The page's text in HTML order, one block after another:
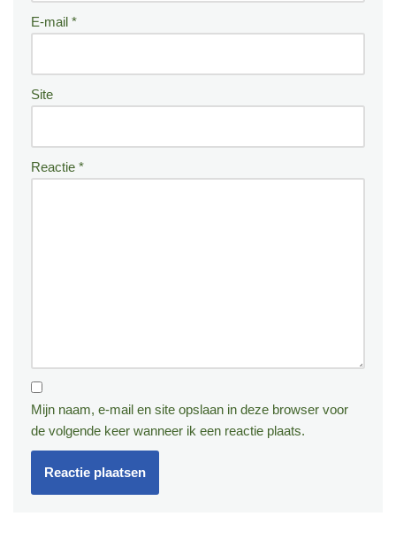
E-mail *
Site
Reactie *
Mijn naam, e-mail en site opslaan in deze browser voor
de volgende keer wanneer ik een reactie plaats.